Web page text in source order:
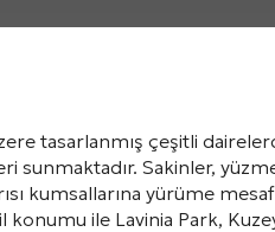
tasarlanmış çeşitli
sunmaktadır. Sakinler,
kumsallarına yürüme
konumu ile Lavinia Park,